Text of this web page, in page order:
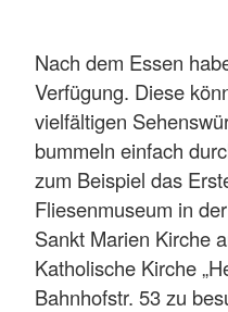
Nach dem Essen
Verfügung. Diese
vielfältigen
bummeln einfach
zum Beispiel das
Fliesenmuseum in
Sankt Marien Kirche
Katholische Kirche
Bahnhofstr. 53 zu